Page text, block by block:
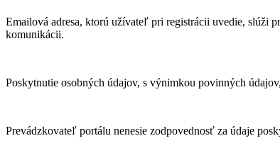
Emailová adresa, ktorú užívateľ pri registrácii uvedie, slúži
komunikácii.
Poskytnutie osobných údajov, s výnimkou povinných
Prevádzkovateľ portálu nenesie zodpovednosť za údaje